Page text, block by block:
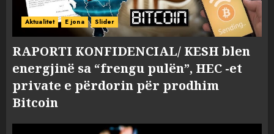
Aktualitet E jona Slider
RAPORTI KONFIDENCIAL/ KESH blen
energjinë sa “frengu pulën”, HEC -et
private e përdorin për prodhim
Bitcoin